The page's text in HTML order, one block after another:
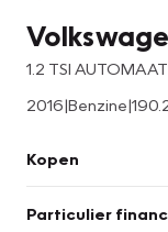
2016|Benzine|
Kopen
Particulier